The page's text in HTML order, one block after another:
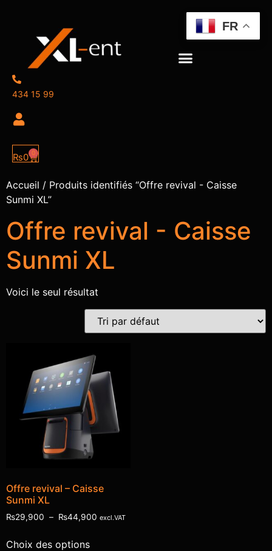
434 15 99
₨0 0
Accueil / Produits identifiés “Offre revival - Caisse
Sunmi XL”
Offre revival - Caisse
Sunmi XL
Voici le seul résultat
Offre revival – Caisse
Sunmi XL
₨29,900 – ₨44,900 excl.VAT
Choix des options
FR